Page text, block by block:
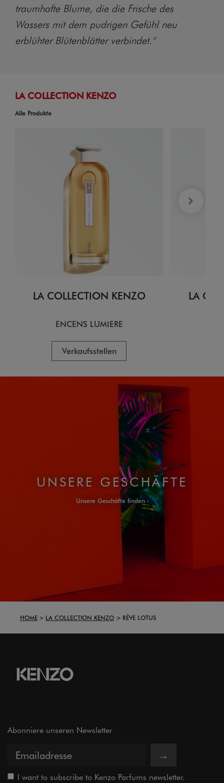
traumhafte Blume, die die Frische des
Wassers mit dem pudrigen Gefühl neu
erblühter Blütenblätter verbindet."
LA COLLECTION KENZO
Alle Produkte
LA COLLECTION KENZO
ENCENS LUMIERE
Verkaufsstellen
LA
UNSERE GESCHÄFTE
Unsere Geschäfte finden
HOME LA COLLECTION KENZO RÊVE LOTUS
Abonniere unseren Newsletter
→
I want to subscribe to Kenzo Parfums newsletter.